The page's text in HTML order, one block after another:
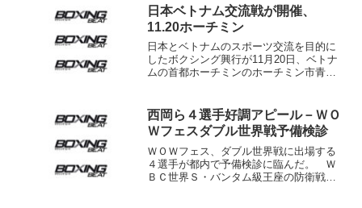
ポンド（48.97キロ）、同1位ジャフ
ェ・...
日本ベトナム交流戦が開催、
11.20ホーチミン
日本とベトナムのスポーツ交流を目的に
したボクシング興行が11月20日、ベトナ
ムの首都ホーチミンのホーチミン市青年
シング交流戦実行委員会が11日、川崎市
内の川崎商工会議所...
西岡ら４選手好調アピール－ＷＯ
Ｗフェスダブル世界戦予備検診
ＷＯＷフェス、ダブル世界戦に出場する
４選手が都内で予備検診に臨んだ。 Ｗ
ＢＣ世界Ｓ・バンタム級王座の防衛戦を